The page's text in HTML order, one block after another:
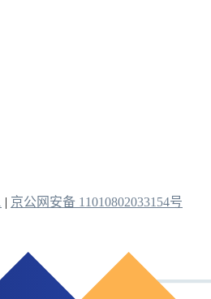
| 京公网安备 11010802033154号